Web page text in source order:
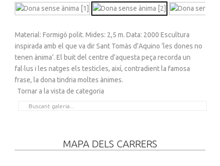
Material: Formigó polit. Mides: 2,5 m. Data: 2000 Escultura
inspirada amb el que va dir Sant Tomàs d’Aquino ‘les dones no
tenen ànima’. El buit del centre d’aquesta peça recorda un
fal·lus i les natges els testicles, així, contradient la famosa
frase, la dona tindria moltes ànimes.
Tornar a la vista de categoria
MAPA DELS CARRERS